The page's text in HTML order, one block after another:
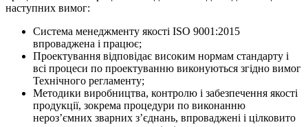
наступних вимог:
Система менеджменту якості ISO 9001:2015
впроваджена і працює;
Проектування відповідає високим нормам стандарту і
всі процеси по проектуванню виконуються згідно вимог
Технічного регламенту;
Методики виробництва, контролю і забезпечення якості
продукції, зокрема процедури по виконанню
нероз’ємних зварних з’єднань, впроваджені і цілковито